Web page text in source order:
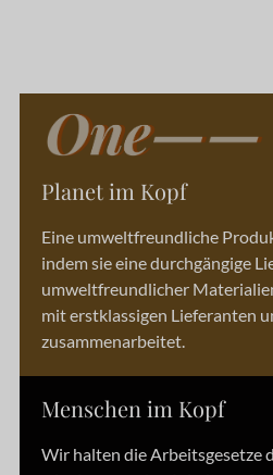
Planet im Kopf
Eine umweltfreundliche
indem sie eine durchgängige
umweltfreundlicher
mit erstklassigen Lieferanten
zusammenarbeitet.
Menschen im Kopf
Wir halten die Arbeitsgesetze